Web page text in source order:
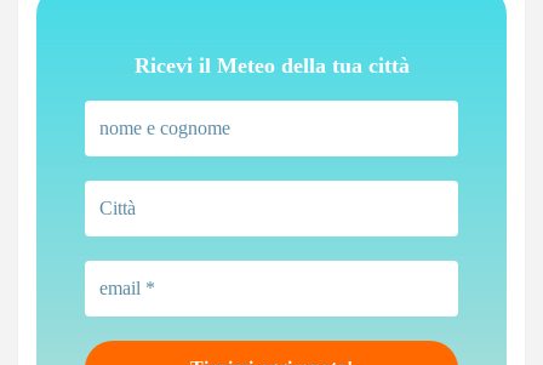
Ricevi il Meteo della tua città